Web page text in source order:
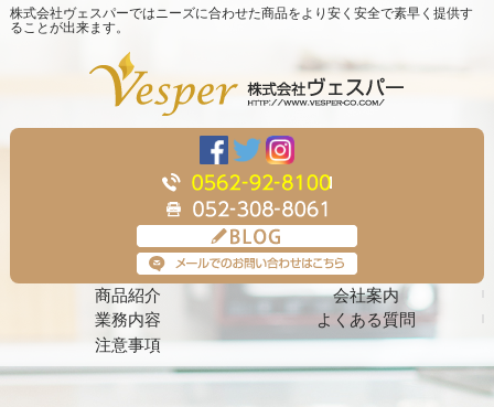
株式会社ヴェスパーではニーズに合わせた商品をより安く安全で素早く提供す
ることが出来ます。
商品紹介
会社案内
業務内容
よくある質問
注意事項